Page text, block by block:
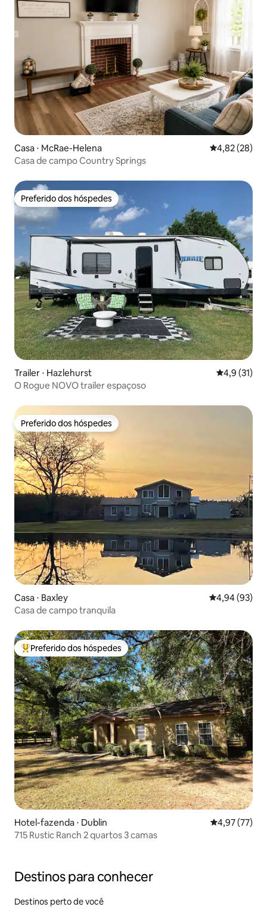
Casa ⋅ McRae-Helena 4,82 de uma
4,82 (28)
Casa de campo Country Springs
Preferido dos hóspedes
Preferido dos hóspedes
Trailer ⋅ Hazlehurst 4,9 de uma
4,9 (31)
O Rogue NOVO trailer espaçoso
Preferido dos hóspedes
Preferido dos hóspedes
Casa ⋅ Baxley 4,94 de uma
4,94 (93)
Casa de campo tranquila
Entre os melhores preferidos dos hóspedes
Preferido dos hóspedes
Hotel-fazenda ⋅ Dublin 4,97 de uma
4,97 (77)
715 Rustic Ranch 2 quartos 3 camas
Destinos para conhecer
Destinos perto de você